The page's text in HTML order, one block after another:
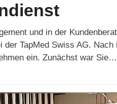
und in der
TapMed Swiss AG.
ein. Zunächst war Sie…